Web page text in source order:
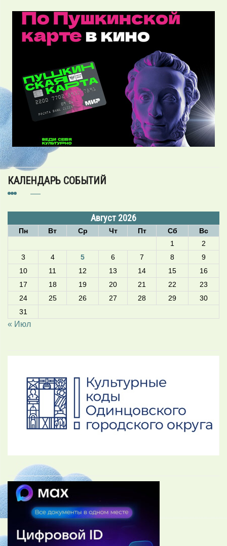
КАЛЕНДАРЬ СОБЫТИЙ
Август 2026
Пн Вт Ср Чт Пт Сб
Вс
1
2
3
4 5 6 7 8
9
10
11 12 13 14 15
16
17
18 19 20 21 22
23
24
25 26 27 28 29
30
31
« Июл